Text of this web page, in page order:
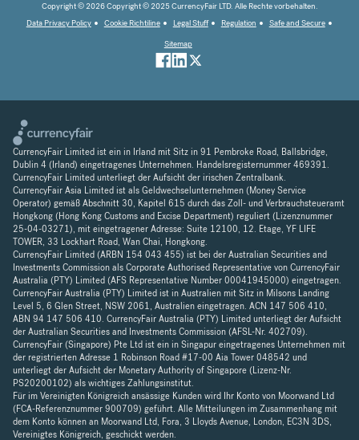
Copyright © 2026 Copyright © 2025 CurrencyFair LTD. Alle Rechte vorbehalten.
Data Privacy Policy
Cookie Richtiline Legal Stuff Regulation
Safe and Secure
Sitemap
CurrencyFair Limited ist ein in Irland mit Sitz in 91 Pembroke Road, Ballsbridge,
Dublin 4 (Irland) eingetragenes Unternehmen. Handelsregisternummer 469391.
CurrencyFair Limited unterliegt der Aufsicht der irischen Zentralbank.
CurrencyFair Asia Limited ist als Geldwechselunternehmen (Money Service
Operator) gemäß Abschnitt 30, Kapitel 615 durch das Zoll- und Verbrauchsteueramt
Hongkong (Hong Kong Customs and Excise Department) reguliert (Lizenznummer
25-04-03271), mit eingetragener Adresse: Suite 12100, 12. Etage, YF LIFE
TOWER, 33 Lockhart Road, Wan Chai, Hongkong.
CurrencyFair Limited (ARBN 154 043 455) ist bei der Australian Securities and
Investments Commission als Corporate Authorised Representative von CurrencyFair
Australia (PTY) Limited (AFS Representative Number 00041945000) eingetragen.
CurrencyFair Australia (PTY) Limited ist in Australien mit Sitz in Milsons Landing
Level 5, 6 Glen Street, NSW 2061, Australien eingetragen. ACN 147 506 410,
ABN 94 147 506 410. CurrencyFair Australia (PTY) Limited unterliegt der Aufsicht
der Australian Securities and Investments Commission (AFSL-Nr. 402709).
CurrencyFair (Singapore) Pte Ltd ist ein in Singapur eingetragenes Unternehmen mit
der registrierten Adresse 1 Robinson Road #17-00 Aia Tower 048542 und
unterliegt der Aufsicht der Monetary Authority of Singapore (Lizenz-Nr.
PS20200102) als wichtiges Zahlungsinstitut.
Für im Vereinigten Königreich ansässige Kunden wird Ihr Konto von Moorwand Ltd
(FCA-Referenznummer 900709) geführt. Alle Mitteilungen im Zusammenhang mit
dem Konto können an Moorwand Ltd, Fora, 3 Lloyds Avenue, London, EC3N 3DS,
Vereinigtes Königreich, geschickt werden.